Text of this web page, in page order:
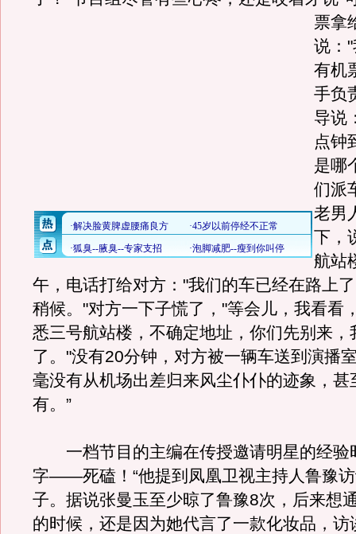
票拿
说：
有机
手负
导说
点钟
是哪
们派
老男
下，
航站
午，电话打给对方："我们的车已经在路上
稍候。"对方一下子慌了，"等会儿，我看看
悉三号航站楼，不确定地址，你们先别来，
了。"没有20分钟，对方被一辆车送到演播
毫没有从机场出差归来风尘仆仆的迹象，甚
有。”
一档节目的主编在传授邀请明星的经验
字——死磕！“他提到凤凰卫视主持人鲁豫
子。据说张曼玉至少晾了鲁豫8次，后来想
的时候，还是因为她代言了一款化妆品，访